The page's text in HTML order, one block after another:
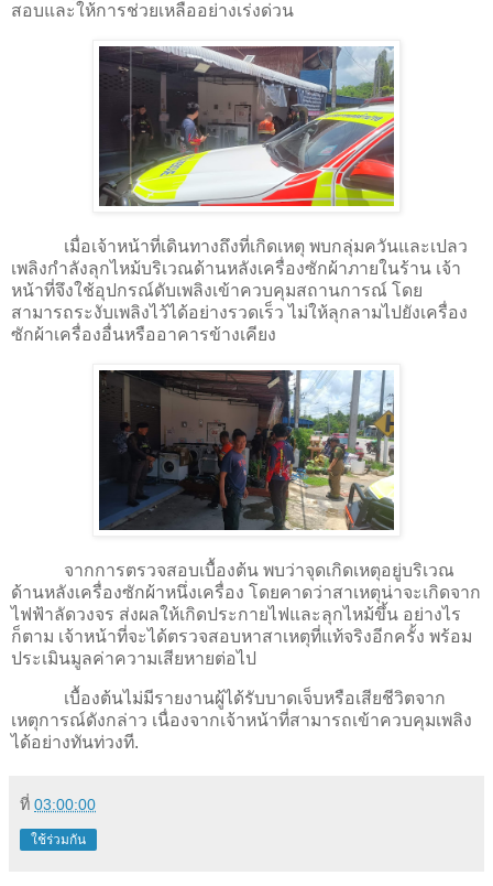
สอบและให้การช่วยเหลืออย่างเร่งด่วน
เมื่อเจ้าหน้าที่เดินทางถึงที่เกิดเหตุ พบกลุ่มควันและเปลว
เพลิงกำลังลุกไหม้บริเวณด้านหลังเครื่องซักผ้าภายในร้าน เจ้า
หน้าที่จึงใช้อุปกรณ์ดับเพลิงเข้าควบคุมสถานการณ์ โดย
สามารถระงับเพลิงไว้ได้อย่างรวดเร็ว ไม่ให้ลุกลามไปยังเครื่อง
ซักผ้าเครื่องอื่นหรืออาคารข้างเคียง
จากการตรวจสอบเบื้องต้น พบว่าจุดเกิดเหตุอยู่บริเวณ
ด้านหลังเครื่องซักผ้าหนึ่งเครื่อง โดยคาดว่าสาเหตุน่าจะเกิดจาก
ไฟฟ้าลัดวงจร ส่งผลให้เกิดประกายไฟและลุกไหม้ขึ้น อย่างไร
ก็ตาม เจ้าหน้าที่จะได้ตรวจสอบหาสาเหตุที่แท้จริงอีกครั้ง พร้อม
ประเมินมูลค่าความเสียหายต่อไป
เบื้องต้นไม่มีรายงานผู้ได้รับบาดเจ็บหรือเสียชีวิตจาก
เหตุการณ์ดังกล่าว เนื่องจากเจ้าหน้าที่สามารถเข้าควบคุมเพลิง
ได้อย่างทันท่วงที.
ที่ 03:00:00
ใช้ร่วมกัน